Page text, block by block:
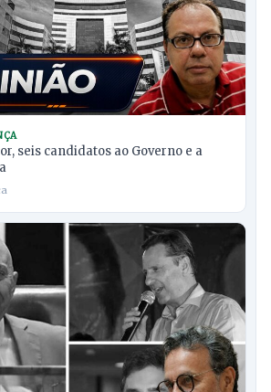
seis candidatos ao Governo e a